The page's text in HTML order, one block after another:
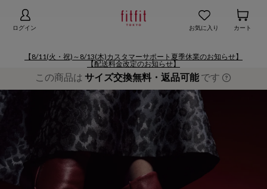
ログイン お気に入り カート
【8/11(火・祝)～8/13(木)カスタマーサポート夏季休業のお知らせ】
【配送料金改定のお知らせ】
この商品は サイズ交換無料・返品可能です